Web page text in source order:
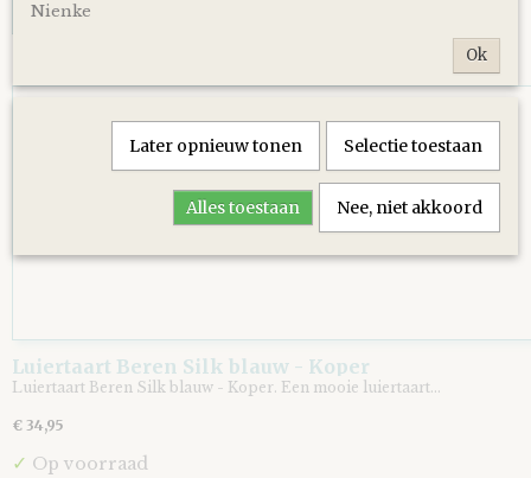
IN WINKELWAGEN
Luiertaart Beren Silk blauw - Koper
Luiertaart Beren Silk blauw - Koper. Een mooie luiertaart…
€ 34,95
✓ Op voorraad
Nienke
Ok
Later opnieuw tonen Selectie toestaan
Alles toestaan Nee, niet akkoord